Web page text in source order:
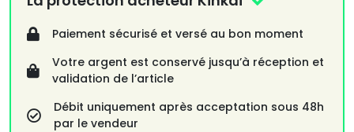
photographiées avant l’envoi.
D’autres cartes Pokémon (anciennes et récentes) sont
disponibles sur mon profil pour compléter vos collections.
Pour ne rien rater, n’hésitez pas à m’ajouter à vos favoris !
Paiement sécurisé et versé au bon moment
Votre argent est conservé jusqu’à réception et
validation de l’article
Débit uniquement après acceptation sous 48h
par le vendeur